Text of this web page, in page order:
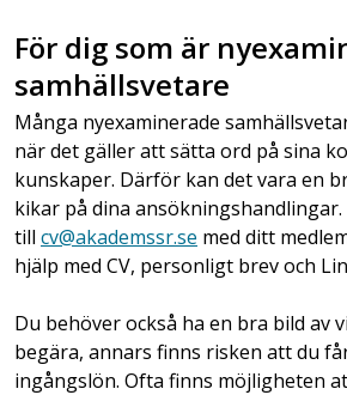
För dig som är
samhällsvetare
Många nyexaminerade
när det gäller att sätta ord på sina
kunskaper. Därför kan det vara en
kikar på dina ansökningshandlingar.
till cv@akademssr.se med ditt
hjälp med CV, personligt brev och
Du behöver också ha en bra bild av
begära, annars finns risken att du
ingångslön. Ofta finns möjligheten